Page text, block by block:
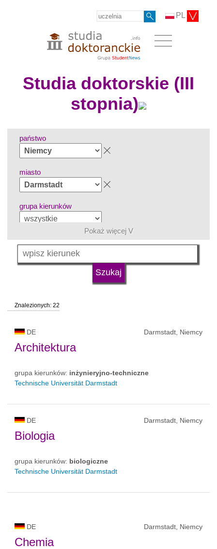
PL
Studia doktorskie (III
stopnia)
państwo
miasto
grupa kierunków
język
status uczelni
Pokaż więcej V
Znalezionych: 22
DE Darmstadt, Niemcy
Architektura
grupa kierunków: inżynieryjno-techniczne
Technische Universität Darmstadt
DE Darmstadt, Niemcy
Biologia
grupa kierunków: biologiczne
Technische Universität Darmstadt
DE Darmstadt, Niemcy
Chemia